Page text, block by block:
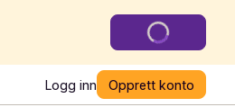
Logg inn Opprett konto